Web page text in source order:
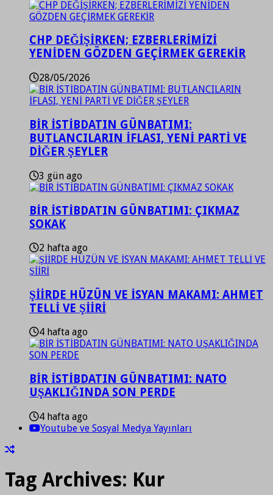
CHP DEĞİŞİRKEN; EZBERLERİMİZİ
YENİDEN GÖZDEN GEÇİRMEK GEREKİR
28/05/2026
BİR İSTİBDATIN GÜNBATIMI:
BUTLANCILARIN İFLASI, YENİ PARTİ VE
DİĞER ŞEYLER
3 gün ago
BİR İSTİBDATIN GÜNBATIMI: ÇIKMAZ
SOKAK
2 hafta ago
ŞİİRDE HÜZÜN VE İSYAN MAKAMI: AHMET
TELLİ VE ŞİİRİ
4 hafta ago
BİR İSTİBDATIN GÜNBATIMI: NATO
UŞAKLIĞINDA SON PERDE
4 hafta ago
Youtube ve Sosyal Medya Yayınları
Tag Archives: Kur